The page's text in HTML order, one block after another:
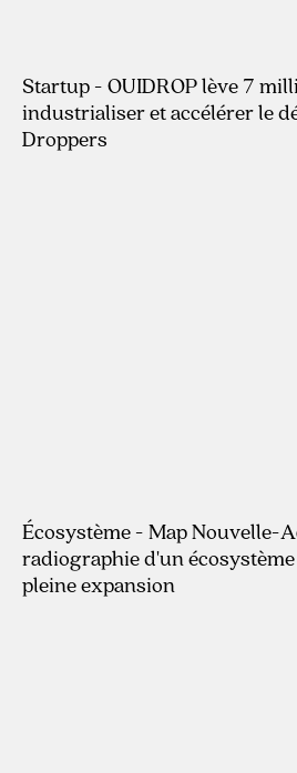
22.4.2026
Startup - OUIDROP lève 7
industrialiser et accélérer le
Droppers
Écosystème - Map Nouvelle-
radiographie d'un
pleine expansion